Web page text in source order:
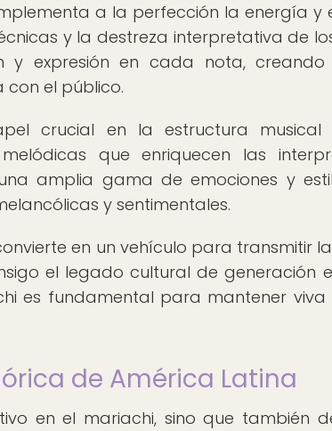
a la perfección la energía y
y la destreza interpretativa de
y expresión en cada nota,
el público.
crucial en la estructura musical
que enriquecen las
amplia gama de emociones y
y sentimentales.
en un vehículo para transmitir
el legado cultural de generación
es fundamental para mantener viva
de América Latina
en el mariachi, sino que también